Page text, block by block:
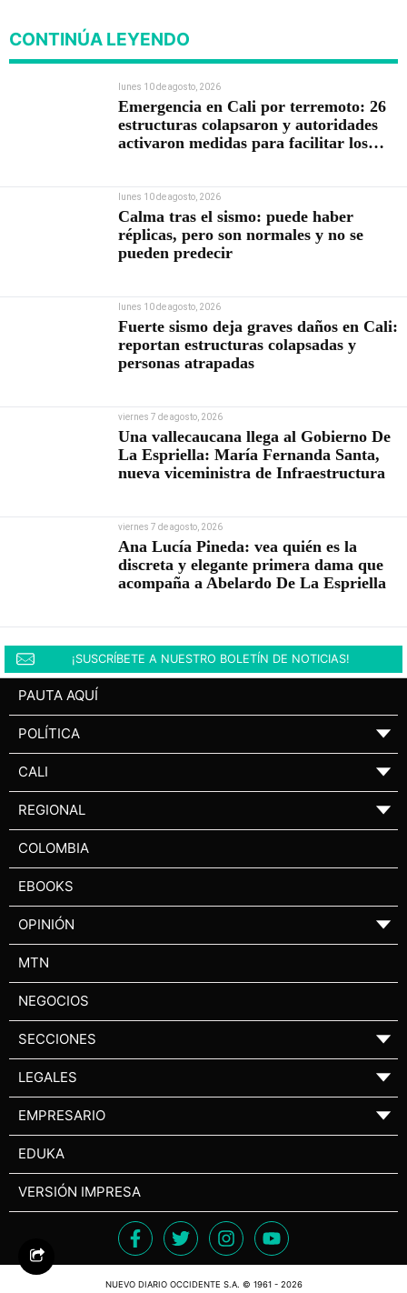
CONTINÚA LEYENDO
lunes 10 de agosto, 2026
Emergencia en Cali por terremoto: 26
estructuras colapsaron y autoridades
activaron medidas para facilitar los
lunes 10 de agosto, 2026
Calma tras el sismo: puede haber
réplicas, pero son normales y no se
pueden predecir
lunes 10 de agosto, 2026
Fuerte sismo deja graves daños en Cali:
reportan estructuras colapsadas y
personas atrapadas
viernes 7 de agosto, 2026
Una vallecaucana llega al Gobierno De
La Espriella: María Fernanda Santa,
nueva viceministra de Infraestructura
viernes 7 de agosto, 2026
Ana Lucía Pineda: vea quién es la
discreta y elegante primera dama que
acompaña a Abelardo De La Espriella
¡SUSCRÍBETE A NUESTRO BOLETÍN DE NOTICIAS!
PAUTA AQUÍ
POLÍTICA ▼
CALI ▼
REGIONAL ▼
COLOMBIA
EBOOKS
OPINIÓN ▼
MTN
NEGOCIOS
SECCIONES ▼
LEGALES ▼
EMPRESARIO ▼
EDUKA
VERSIÓN IMPRESA
NUEVO DIARIO OCCIDENTE S.A. © 1961 - 2026